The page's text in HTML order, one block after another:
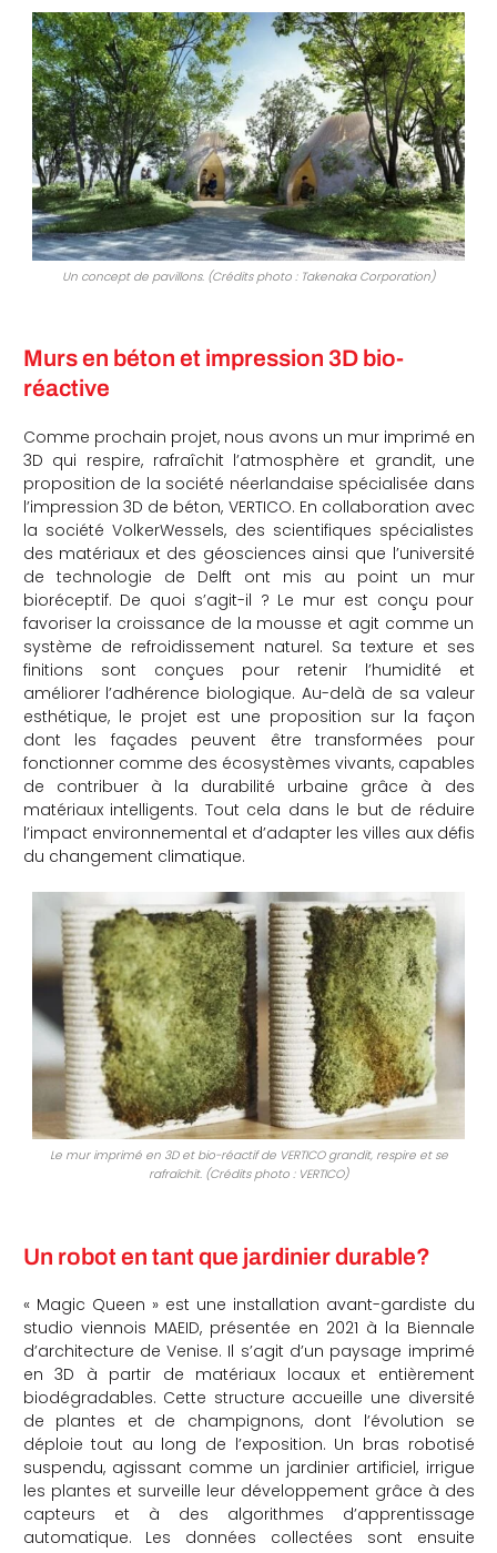
Un concept de pavillons. (Crédits photo : Takenaka Corporation)
Murs en béton et impression 3D bio-
réactive
Comme prochain projet, nous avons un mur imprimé en
3D qui respire, rafraîchit l’atmosphère et grandit, une
proposition de la société néerlandaise spécialisée dans
l’impression 3D de béton, VERTICO. En collaboration avec
la société VolkerWessels, des scientifiques spécialistes
des matériaux et des géosciences ainsi que l’université
de technologie de Delft ont mis au point un mur
bioréceptif. De quoi s’agit-il ? Le mur est conçu pour
favoriser la croissance de la mousse et agit comme un
système de refroidissement naturel. Sa texture et ses
finitions sont conçues pour retenir l’humidité et
améliorer l’adhérence biologique. Au-delà de sa valeur
esthétique, le projet est une proposition sur la façon
dont les façades peuvent être transformées pour
fonctionner comme des écosystèmes vivants, capables
de contribuer à la durabilité urbaine grâce à des
matériaux intelligents. Tout cela dans le but de réduire
l’impact environnemental et d’adapter les villes aux défis
du changement climatique.
Le mur imprimé en 3D et bio-réactif de VERTICO grandit, respire et se
rafraîchit. (Crédits photo : VERTICO)
Un robot en tant que jardinier durable?
« Magic Queen » est une installation avant-gardiste du
studio viennois MAEID, présentée en 2021 à la Biennale
d’architecture de Venise. Il s’agit d’un paysage imprimé
en 3D à partir de matériaux locaux et entièrement
biodégradables. Cette structure accueille une diversité
de plantes et de champignons, dont l’évolution se
déploie tout au long de l’exposition. Un bras robotisé
suspendu, agissant comme un jardinier artificiel, irrigue
les plantes et surveille leur développement grâce à des
capteurs et à des algorithmes d’apprentissage
automatique. Les données collectées sont ensuite